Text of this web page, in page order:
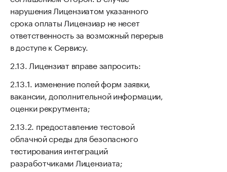
нарушения Лицензиатом указанного
срока оплаты Лицензиар не несет
ответственность за возможный перерыв
в доступе к Сервису.
Лицензиат вправе запросить:
изменение полей форм заявки,
вакансии, дополнительной информации,
оценки рекрутмента;
предоставление тестовой
облачной среды для безопасного
тестирования интеграций
разработчиками Лицензиата;